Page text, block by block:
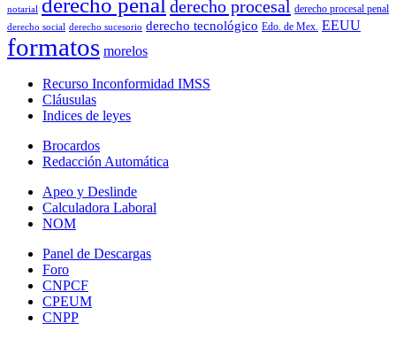
notarial derecho procesal derecho procesal penal
derecho social derecho sucesorio derecho tecnológico Edo. de Mex. EEUU
formatos morelos
Recurso Inconformidad IMSS
Cláusulas
Indices de leyes
Brocardos
Redacción Automática
Apeo y Deslinde
Calculadora Laboral
NOM
Panel de Descargas
Foro
CNPCF
CPEUM
CNPP